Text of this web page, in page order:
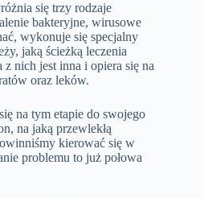
się trzy rodzaje
bakteryjne, wirusowe
wykonuje się specjalny
jaką ścieżką leczenia
nich jest inna i opiera się na
oraz leków.
na tym etapie do swojego
na jaką przewlekłą
kierować się w
problemu to już połowa